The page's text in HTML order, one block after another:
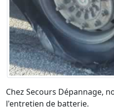
Chez Secours Dépannage,
l'entretien de batterie.